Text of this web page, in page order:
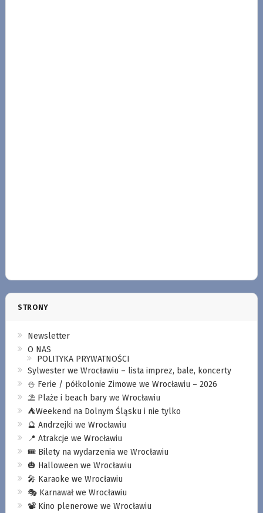
STRONY
Newsletter
O NAS
POLITYKA PRYWATNOŚCI
Sylwester we Wrocławiu – lista imprez, bale, koncerty
⛄️ Ferie / półkolonie Zimowe we Wrocławiu – 2026
⛱️ Plaże i beach bary we Wrocławiu
⛺️Weekend na Dolnym Śląsku i nie tylko
🔮 Andrzejki we Wrocławiu
📍 Atrakcje we Wrocławiu
🎟️ Bilety na wydarzenia we Wrocławiu
🎃 Halloween we Wrocławiu
🎤 Karaoke we Wrocławiu
🎭 Karnawał we Wrocławiu
📽️ Kino plenerowe we Wrocławiu